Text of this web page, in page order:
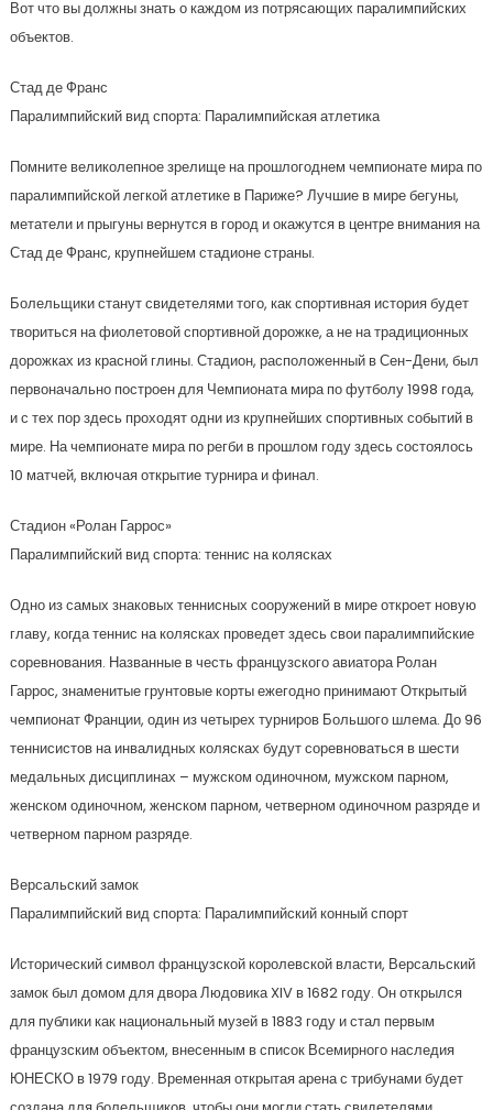
Вот что вы должны знать о каждом из потрясающих паралимпийских
объектов.
Стад де Франс
Паралимпийский вид спорта: Паралимпийская атлетика
Помните великолепное зрелище на прошлогоднем чемпионате мира по
паралимпийской легкой атлетике в Париже? Лучшие в мире бегуны,
метатели и прыгуны вернутся в город и окажутся в центре внимания на
Стад де Франс, крупнейшем стадионе страны.
Болельщики станут свидетелями того, как спортивная история будет
твориться на фиолетовой спортивной дорожке, а не на традиционных
дорожках из красной глины. Стадион, расположенный в Сен-Дени, был
первоначально построен для Чемпионата мира по футболу 1998 года,
и с тех пор здесь проходят одни из крупнейших спортивных событий в
мире. На чемпионате мира по регби в прошлом году здесь состоялось
10 матчей, включая открытие турнира и финал.
Стадион «Ролан Гаррос»
Паралимпийский вид спорта: теннис на колясках
Одно из самых знаковых теннисных сооружений в мире откроет новую
главу, когда теннис на колясках проведет здесь свои паралимпийские
соревнования. Названные в честь французского авиатора Ролан
Гаррос, знаменитые грунтовые корты ежегодно принимают Открытый
чемпионат Франции, один из четырех турниров Большого шлема. До 96
теннисистов на инвалидных колясках будут соревноваться в шести
медальных дисциплинах – мужском одиночном, мужском парном,
женском одиночном, женском парном, четверном одиночном разряде и
четверном парном разряде.
Версальский замок
Паралимпийский вид спорта: Паралимпийский конный спорт
Исторический символ французской королевской власти, Версальский
замок был домом для двора Людовика XIV в 1682 году. Он открылся
для публики как национальный музей в 1883 году и стал первым
французским объектом, внесенным в список Всемирного наследия
ЮНЕСКО в 1979 году. Временная открытая арена с трибунами будет